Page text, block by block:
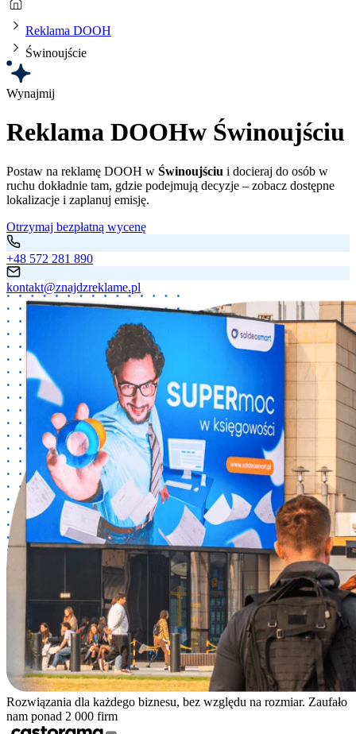
Reklama DOOH
Świnoujście
Wynajmij
Reklama DOOHw Świnoujściu
Postaw na reklamę DOOH w Świnoujściu i docieraj do osób w
ruchu dokładnie tam, gdzie podejmują decyzje – zobacz dostępne
lokalizacje i zaplanuj emisję.
Otrzymaj bezpłatną wycenę
+48 572 281 890
kontakt@znajdzreklame.pl
Rozwiązania dla każdego biznesu, bez względu na rozmiar. Zaufało
nam ponad 2 000 firm